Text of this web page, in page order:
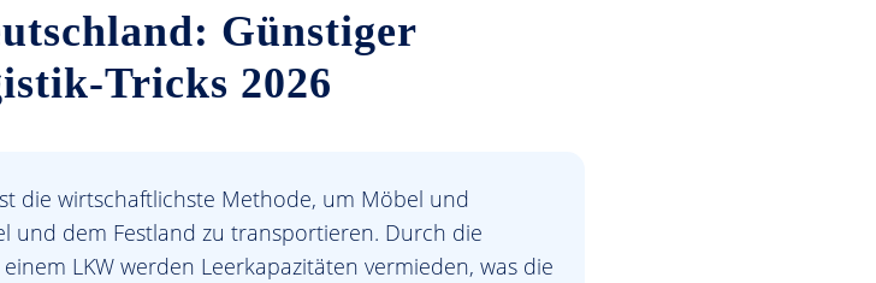
Günstiger
Tricks 2026
die wirtschaftlichste Methode, um Möbel und
und dem Festland zu transportieren. Durch die
LKW werden Leerkapazitäten vermieden, was die